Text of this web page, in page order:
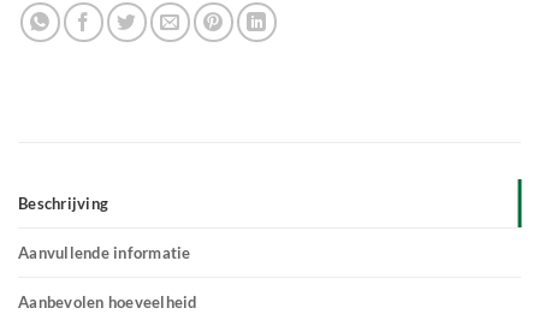
Beschrijving
Aanvullende informatie
Aanbevolen hoeveelheid